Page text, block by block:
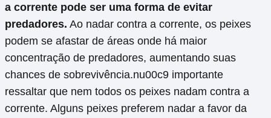
a corrente pode ser uma forma de evitar
predadores. Ao nadar contra a corrente, os peixes
podem se afastar de áreas onde há maior
concentração de predadores, aumentando suas
chances de sobrevivência.nu00c9 importante
ressaltar que nem todos os peixes nadam contra a
corrente. Alguns peixes preferem nadar a favor da